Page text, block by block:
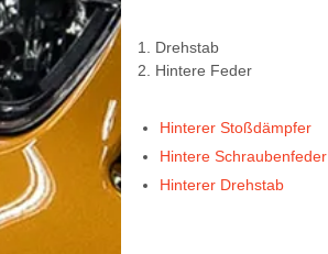
1. Drehstab
2. Hintere Feder
Hinterer Stoßdämpfer
Hintere Schraubenfeder
Hinterer Drehstab